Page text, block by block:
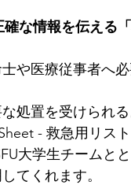
な情報を伝える
や医療従事者へ
処置を受けられ
- 救急用リス
大学生チームと
てくれます。